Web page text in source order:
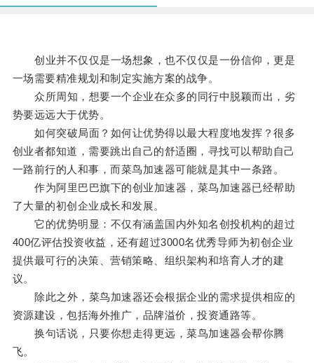
创业并不仅仅是一场想象，也不仅仅是一份信仰，更是
一场需要精准规划和制定实施方案的战争。
众所周知，想要一个企业在众多的同行中脱颖而出，劣
势要远远大于优势。
如何突破局面？如何让优势得以最大程度地发挥？很多
创业者都知道，需要跳出自己的舒适圈，寻找可以帮助自己
一路前行的人和事，而菜鸟加速器可能就是其中一条路。
作为阿里巴巴旗下的创业加速器，菜鸟加速器已经帮助
了大量的初创企业成长和发展。
它的优势明显：不仅有涵盖国内外知名创投机构的超过
400亿评估投资收益，还有超过3000名优秀导师为初创企业
提供最可行的决策、营销策略、组织架构和培育人才的建
议。
除此之外，菜鸟加速器还会根据企业的需求提供相应的
资源建设，包括海外推广，品牌溢价，投资通路等。
换句话说，只要你想走得更远，菜鸟加速器会帮你腾
飞。